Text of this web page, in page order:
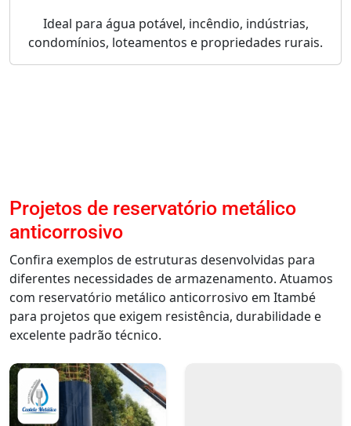
Ideal para água potável, incêndio, indústrias,
condomínios, loteamentos e propriedades rurais.
Projetos de reservatório metálico
anticorrosivo
Confira exemplos de estruturas desenvolvidas para
diferentes necessidades de armazenamento. Atuamos
com reservatório metálico anticorrosivo em Itambé
para projetos que exigem resistência, durabilidade e
excelente padrão técnico.